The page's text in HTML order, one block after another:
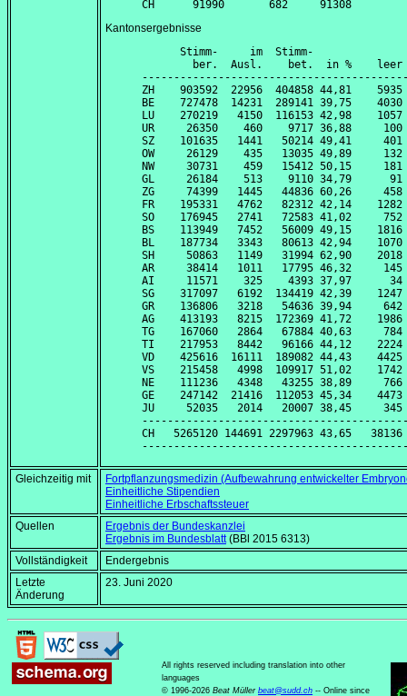
Kantonsergebnisse
Stimm-     im  Stimm-
ber.  Ausl.    bet.  in %
ZH    903592  22956  404858 44,81
BE    727478  14231  289141 39,75
LU    270219   4150  116153 42,98
UR     26350    460    9717 36,88
SZ    101635   1441   50214 49,41
OW     26129    435   13035 49,89
NW     30731    459   15412 50,15
GL     26184    513    9110 34,79
ZG     74399   1445   44836 60,26
FR    195331   4762   82312 42,14
SO    176945   2741   72583 41,02
BS    113949   7452   56009 49,15
BL    187734   3343   80613 42,94
SH     50863   1149   31994 62,90
AR     38414   1011   17795 46,32
AI     11571    325    4393 37,97
SG    317097   6192  134419 42,39
GR    136806   3218   54636 39,94
AG    413193   8215  172369 41,72
TG    167060   2864   67884 40,63
TI    217953   8442   96166 44,12
VD    425616  16111  189082 44,43
VS    215458   4998  109917 51,02
NE    111236   4348   43255 38,89
GE    247142  21416  112053 45,34
JU     52035   2014   20007 38,45
CH   5265120 144691 2297963 43,65
Gleichzeitig mit
Fortpflanzungsmedizin (Aufbewahrung entwickelter
Einheitliche Stipendien
Einheitliche Erbschaftssteuer
Quellen
Ergebnis der Bundeskanzlei
Ergebnis im Bundesblatt(BBl 2015 6313)
Vollständigkeit
Endergebnis
Letzte
Änderung
23. Juni 2020
All rights reserved including translation into other
languages
© 1996-2026 Beat Müller beat@sudd.ch -- Online since